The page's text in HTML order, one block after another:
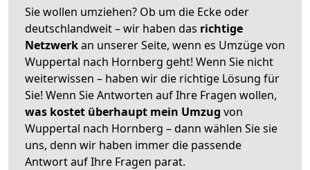
Sie wollen umziehen? Ob um die Ecke oder
deutschlandweit – wir haben das richtige
Netzwerkan unserer Seite, wenn es Umzüge von
Wuppertal nach Hornberg geht! Wenn Sie nicht
weiterwissen – haben wir die richtige Lösung für
Sie! Wenn Sie Antworten auf Ihre Fragen wollen,
was kostet überhaupt mein Umzug von
Wuppertal nach Hornberg – dann wählen Sie sie
uns, denn wir haben immer die passende
Antwort auf Ihre Fragen parat.